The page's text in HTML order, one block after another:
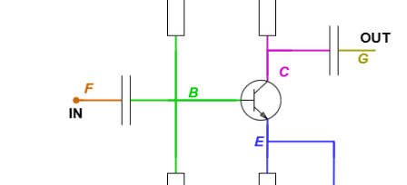
Rédaction
Ressources
Simuler